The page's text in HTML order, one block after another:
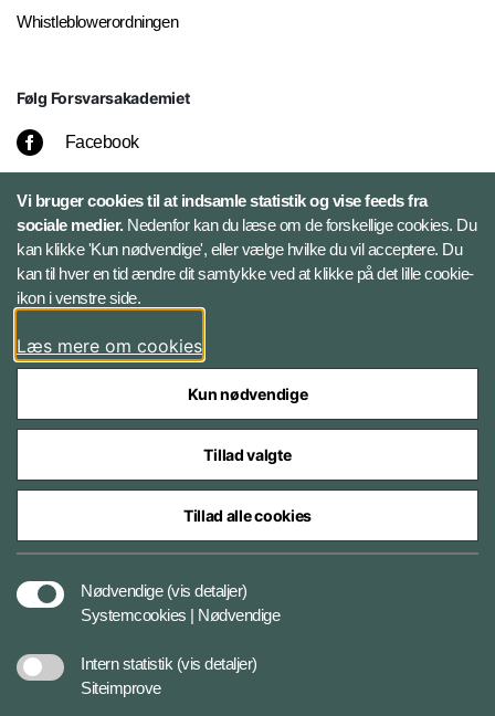
Whistleblowerordningen
Følg Forsvarsakademiet
Facebook
LinkedIn
Twitter
Bluesky
Styrelser og myndigheder under Forsvarsministeriet
Vi bruger cookies til at indsamle statistik og vise feeds fra
sociale medier.Nedenfor kan du læse om de forskellige cookies. Du
kan klikke 'Kun nødvendige', eller vælge hvilke du vil acceptere. Du
kan til hver en tid ændre dit samtykke ved at klikke på det lille cookie-
ikon i venstre side.
Læs mere om cookies
Kun nødvendige
Tillad valgte
Tillad alle cookies
Nødvendige (vis detaljer)
Systemcookies | Nødvendige
Intern statistik (vis detaljer)
Siteimprove